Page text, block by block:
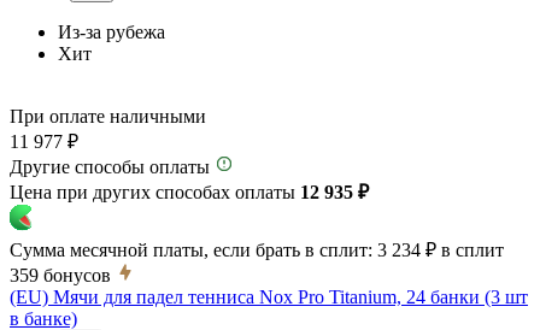
Из-за рубежа
Хит
При оплате наличными
11 977 ₽
Другие способы оплаты
Цена при других способах оплаты 12 935 ₽
Сумма месячной платы, если брать в сплит: 3 234 ₽ в сплит
359 бонусов
(EU) Мячи для падел тенниса Nox Pro Titanium, 24 банки (3 шт
в банке)